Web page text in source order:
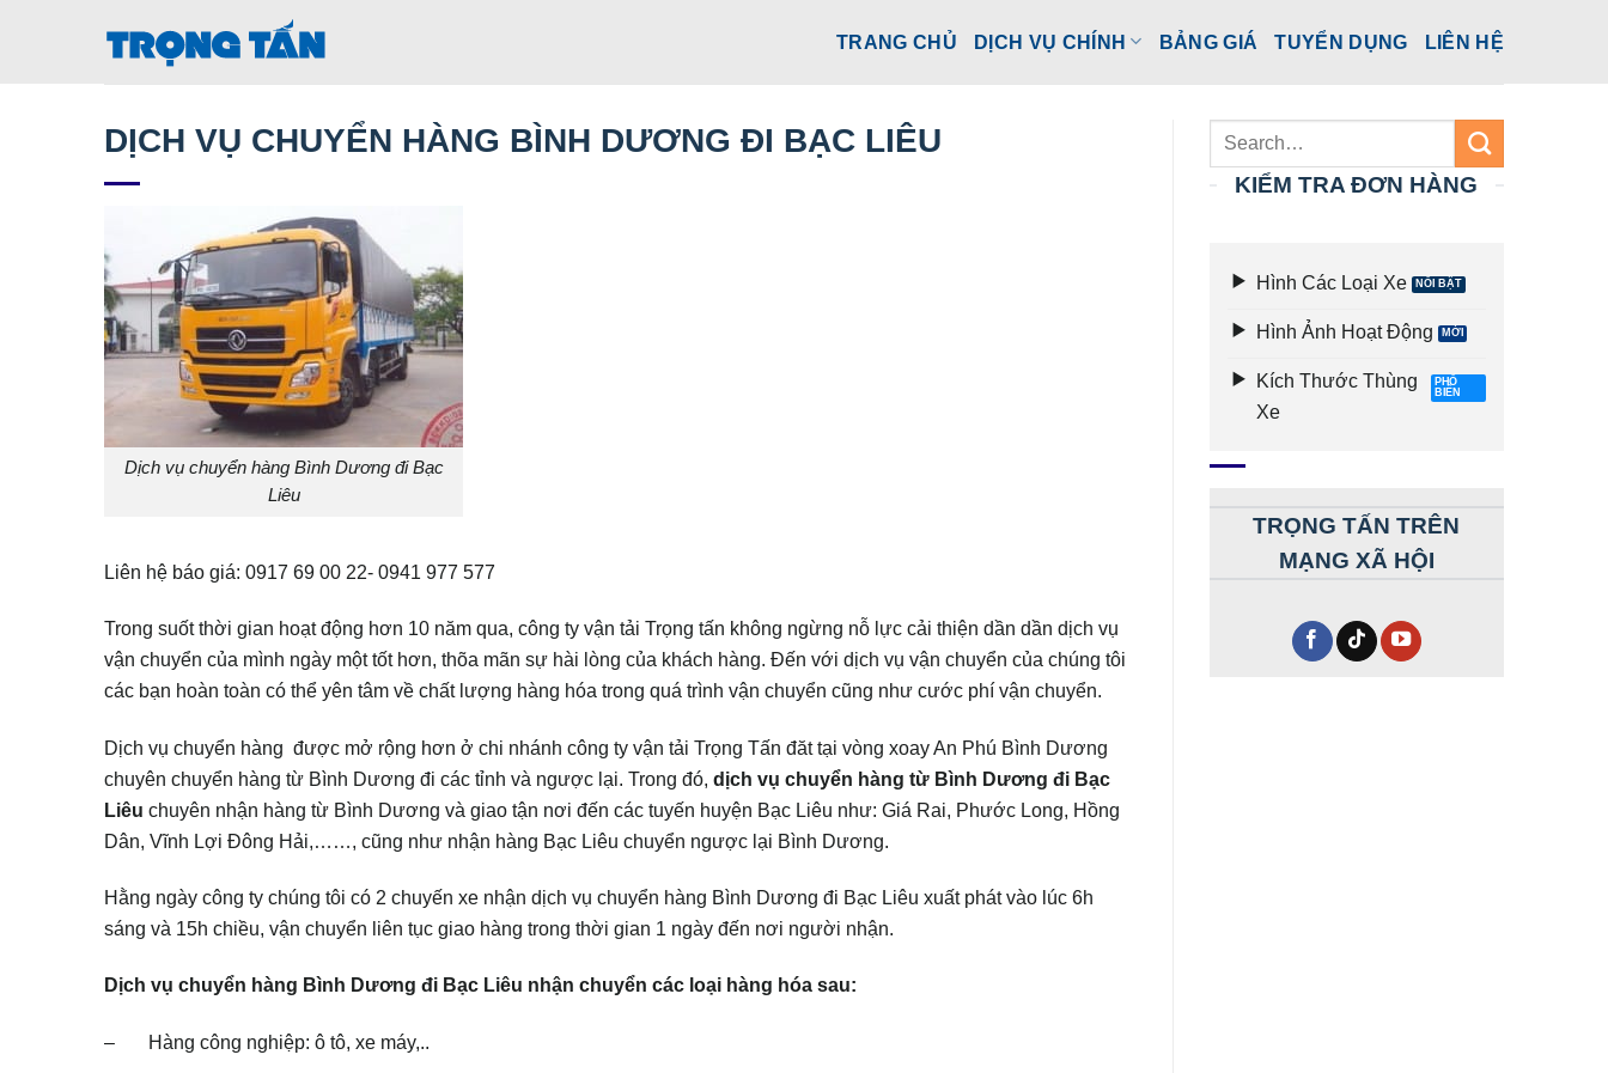
TRANG CHỦ DỊCH VỤ CHÍNH BẢNG GIÁ TUYỂN DỤNG LIÊN HỆ
DỊCH VỤ CHUYỂN HÀNG BÌNH DƯƠNG ĐI BẠC LIÊU
Dịch vụ chuyển hàng Bình Dương đi Bạc
Liêu
Liên hệ báo giá: 0917 69 00 22- 0941 977 577
Trong suốt thời gian hoạt động hơn 10 năm qua, công ty vận tải Trọng tấn không ngừng nỗ lực cải thiện dần dần dịch vụ
vận chuyển của mình ngày một tốt hơn, thõa mãn sự hài lòng của khách hàng. Đến với dịch vụ vận chuyển của chúng tôi
các bạn hoàn toàn có thể yên tâm về chất lượng hàng hóa trong quá trình vận chuyển cũng như cước phí vận chuyển.
Dịch vụ chuyển hàng được mở rộng hơn ở chi nhánh công ty vận tải Trọng Tấn đăt tại vòng xoay An Phú Bình Dương
chuyên chuyển hàng từ Bình Dương đi các tỉnh và ngược lại. Trong đó, dịch vụ chuyển hàng từ Bình Dương đi Bạc
Liêu chuyên nhận hàng từ Bình Dương và giao tận nơi đến các tuyến huyện Bạc Liêu như: Giá Rai, Phước Long, Hồng
Dân, Vĩnh Lợi Đông Hải,……, cũng như nhận hàng Bạc Liêu chuyển ngược lại Bình Dương.
Hằng ngày công ty chúng tôi có 2 chuyến xe nhận dịch vụ chuyển hàng Bình Dương đi Bạc Liêu xuất phát vào lúc 6h
sáng và 15h chiều, vận chuyển liên tục giao hàng trong thời gian 1 ngày đến nơi người nhận.
Dịch vụ chuyển hàng Bình Dương đi Bạc Liêu nhận chuyển các loại hàng hóa sau:
– Hàng công nghiệp: ô tô, xe máy,..
KIỂM TRA ĐƠN HÀNG
Hình Các Loại Xe
Hình Ảnh Hoạt Động
Kích Thước Thùng
Xe
TRỌNG TẤN TRÊN
MẠNG XÃ HỘI